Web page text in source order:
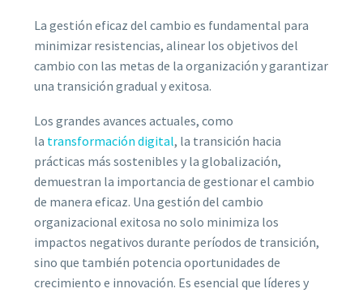
La gestión eficaz del cambio es fundamental para
minimizar resistencias, alinear los objetivos del
cambio con las metas de la organización y garantizar
una transición gradual y exitosa.
Los grandes avances actuales, como
la transformación digital, la transición hacia
prácticas más sostenibles y la globalización,
demuestran la importancia de gestionar el cambio
de manera eficaz. Una gestión del cambio
organizacional exitosa no solo minimiza los
impactos negativos durante períodos de transición,
sino que también potencia oportunidades de
crecimiento e innovación. Es esencial que líderes y